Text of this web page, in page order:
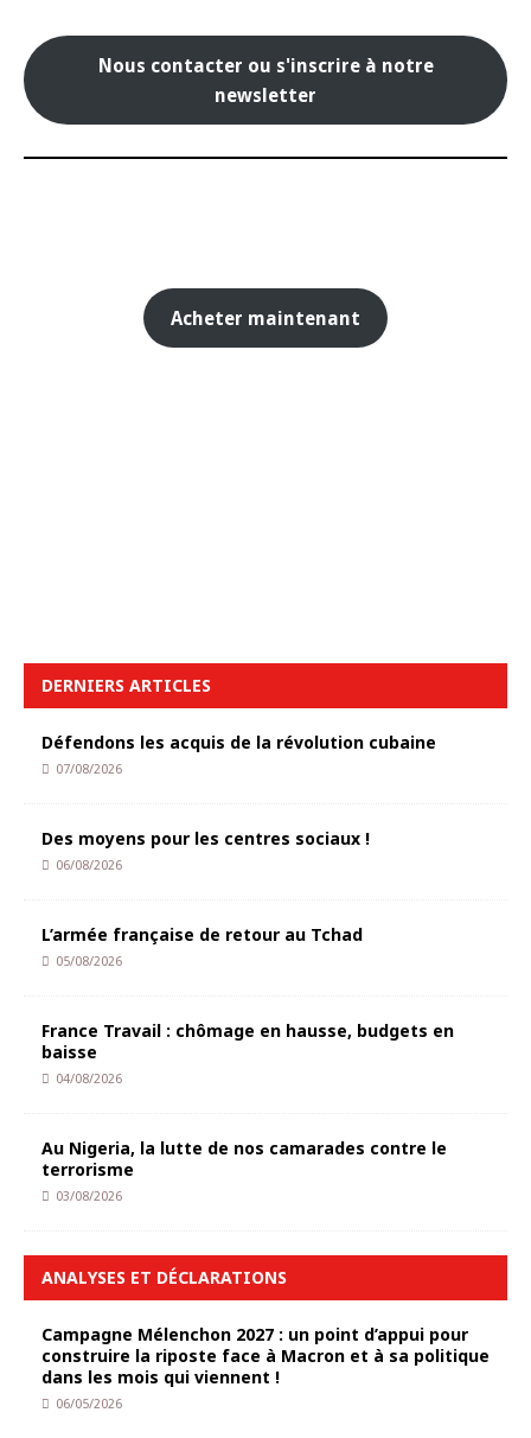
Nous contacter ou s'inscrire à notre
newsletter
Acheter maintenant
DERNIERS ARTICLES
Défendons les acquis de la révolution cubaine
07/08/2026
Des moyens pour les centres sociaux !
06/08/2026
L’armée française de retour au Tchad
05/08/2026
France Travail : chômage en hausse, budgets en
baisse
04/08/2026
Au Nigeria, la lutte de nos camarades contre le
terrorisme
03/08/2026
ANALYSES ET DÉCLARATIONS
Campagne Mélenchon 2027 : un point d’appui pour
construire la riposte face à Macron et à sa politique
dans les mois qui viennent !
06/05/2026